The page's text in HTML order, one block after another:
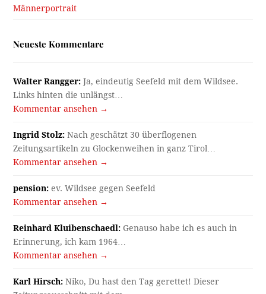
Männerportrait
Neueste Kommentare
Walter Rangger: Ja, eindeutig Seefeld mit dem Wildsee.
Links hinten die unlängst…
Kommentar ansehen →
Ingrid Stolz: Nach geschätzt 30 überflogenen
Zeitungsartikeln zu Glockenweihen in ganz Tirol…
Kommentar ansehen →
pension: ev. Wildsee gegen Seefeld
Kommentar ansehen →
Reinhard Kluibenschaedl: Genauso habe ich es auch in
Erinnerung, ich kam 1964…
Kommentar ansehen →
Karl Hirsch: Niko, Du hast den Tag gerettet! Dieser